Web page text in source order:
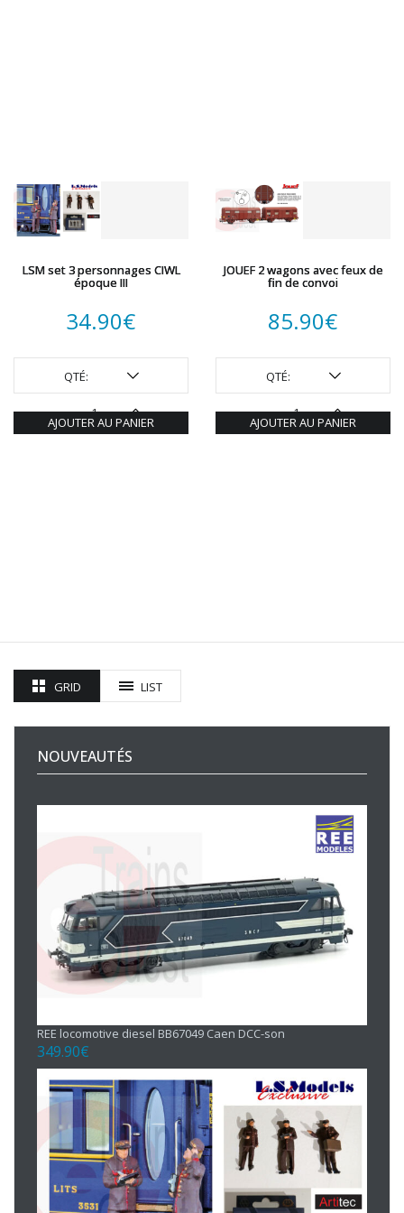
LSM set 3 personnages CIWL
époque III
34.90€
QTÉ:
AJOUTER AU PANIER
JOUEF 2 wagons avec feux de
fin de convoi
85.90€
QTÉ:
AJOUTER AU PANIER
GRID LIST
NOUVEAUTÉS
REE locomotive diesel BB67049 Caen DCC-son
349.90€